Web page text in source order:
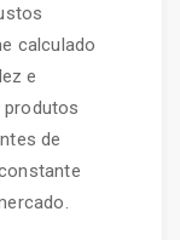
calculado
e
produtos
de